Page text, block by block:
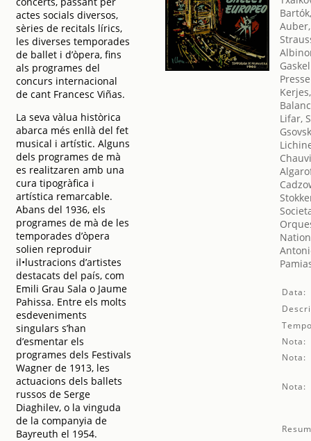
actes socials diversos,
sèries de recitals lírics,
les diverses temporades
de ballet i d’òpera, fins
als programes del
concurs internacional
de cant Francesc Viñas.
La seva vàlua històrica
abarca més enllà del fet
musical i artístic. Alguns
dels programes de mà
es realitzaren amb una
cura tipogràfica i
artística remarcable.
Abans del 1936, els
programes de mà de les
temporades d’òpera
solien reproduir
il•lustracions d’artistes
destacats del país, com
Emili Grau Sala o Jaume
Pahissa. Entre els molts
esdeveniments
singulars s’han
d’esmentar els
programes dels Festivals
Wagner de 1913, les
actuacions dels ballets
russos de Serge
Diaghilev, o la vinguda
de la companyia de
Bayreuth el 1954.
Lifar,
Data:
Nota:
Nota:
Nota: